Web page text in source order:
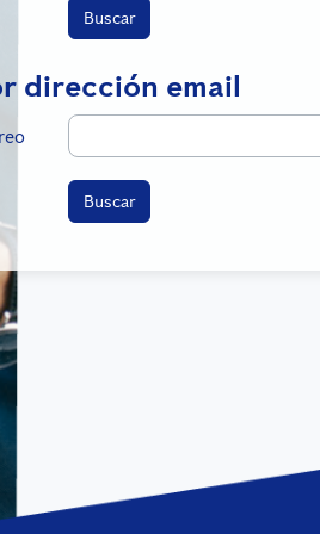
email
dirección email